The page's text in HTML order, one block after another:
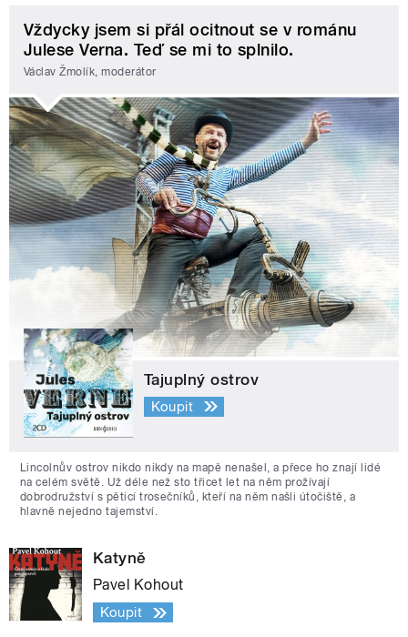
Vždycky jsem si přál ocitnout se v románu
Julese Verna. Teď se mi to splnilo.
Václav Žmolík, moderátor
Tajuplný ostrov
Koupit
Lincolnův ostrov nikdo nikdy na mapě nenašel, a přece ho znají lidé
na celém světě. Už déle než sto třicet let na něm prožívají
dobrodružství s pěticí trosečníků, kteří na něm našli útočiště, a
hlavně nejedno tajemství.
Katyně
Pavel Kohout
Koupit